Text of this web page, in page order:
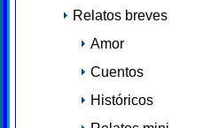
Relatos breves
Amor
Cuentos
Históricos